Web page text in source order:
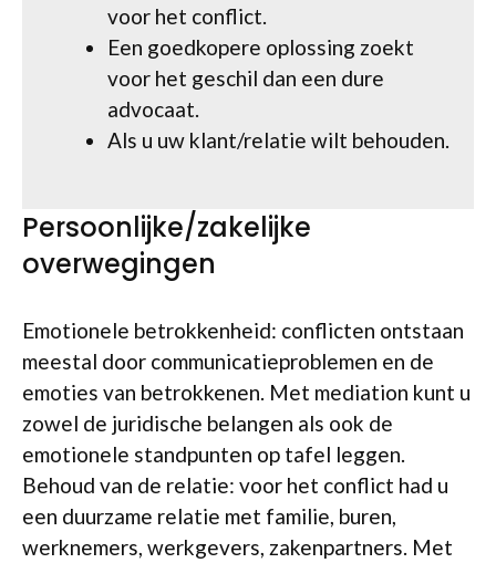
voor het conflict.
Een goedkopere oplossing zoekt
voor het geschil dan een dure
advocaat.
Als u uw klant/relatie wilt behouden.
Persoonlijke/zakelijke
overwegingen
Emotionele betrokkenheid: conflicten ontstaan
meestal door communicatieproblemen en de
emoties van betrokkenen. Met mediation kunt u
zowel de juridische belangen als ook de
emotionele standpunten op tafel leggen.
Behoud van de relatie: voor het conflict had u
een duurzame relatie met familie, buren,
werknemers, werkgevers, zakenpartners. Met